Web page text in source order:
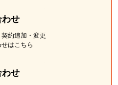
わせ
約追加・変更
はこちら
わせ